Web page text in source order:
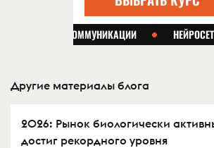
Другие материалы блога
2026: Рынок биологически
достиг рекордного уровня